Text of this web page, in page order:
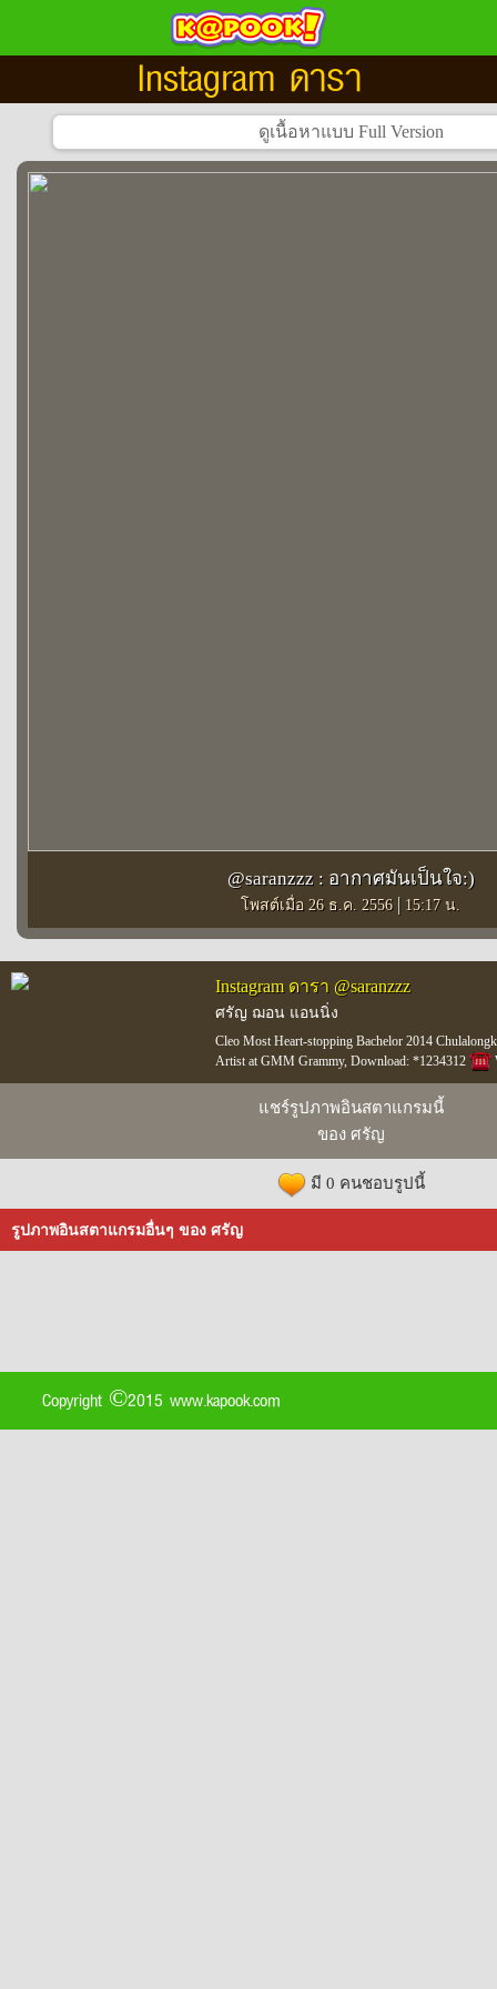
Instagram ดารา
@saranzzz : อากาศมันเป็นใจ:)
โพสต์เมื่อ 26 ธ.ค. 2556 | 15:17 น.
Instagram ดารา @saranzzz
ศรัญ ฌอน แอนนิ่ง
Cleo Most Heart-stopping Bachelor 2014
Artist at GMM Grammy, Download: *1234312
แชร์รูปภาพอินสตาแกรมนี้
ของ ศรัญ
มี 0 คนชอบรูปนี้
รูปภาพอินสตาแกรมอื่นๆ ของ ศรัญ
Copyright ©2015 www.kapook.com